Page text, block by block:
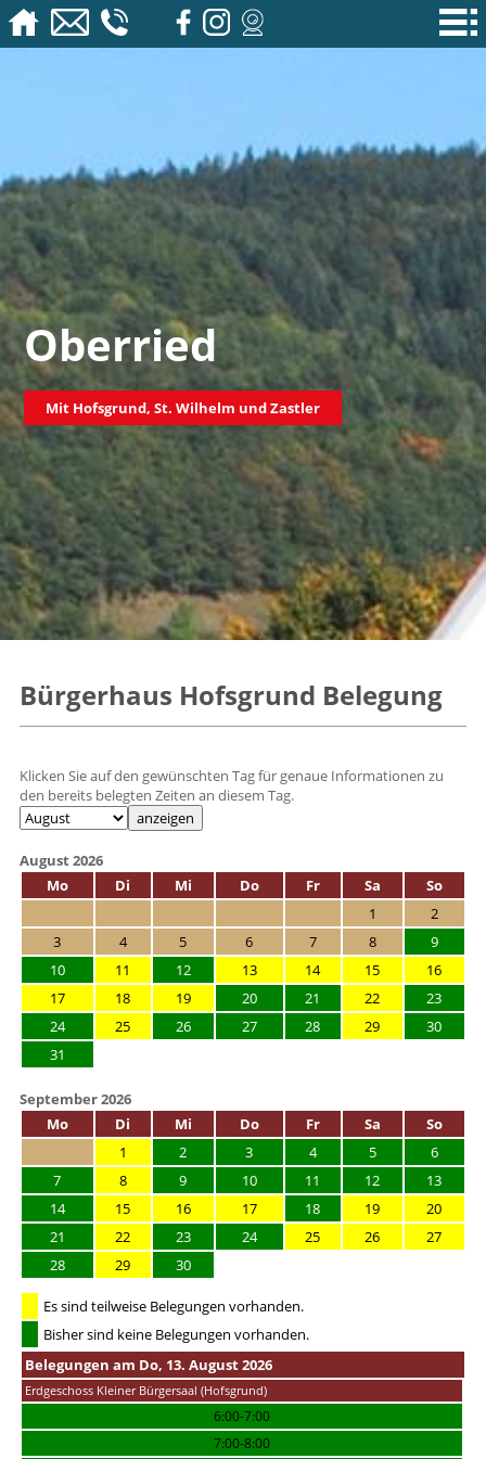
Oberried
Mit Hofsgrund, St. Wilhelm und Zastler
Bürgerhaus Hofsgrund Belegung
Klicken Sie auf den gewünschten Tag für genaue Informationen zu
den bereits belegten Zeiten an diesem Tag.
August 2026
Mo
Di Mi Do Fr Sa
So
1
2
3
4 5 6 7 8
9
10
11 12 13 14 15
16
17
18 19 20 21 22
23
24
25 26 27 28 29
30
31
September 2026
Mo
Di Mi Do Fr Sa
So
1
2 3 4 5
6
7
8 9 10 11 12
13
14
15 16 17 18 19
20
21
22 23 24 25 26
27
28
29 30
Es sind teilweise Belegungen vorhanden.
Bisher sind keine Belegungen vorhanden.
Belegungen am Do, 13. August 2026
Erdgeschoss Kleiner Bürgersaal (Hofsgrund)
6:00-7:00
7:00-8:00